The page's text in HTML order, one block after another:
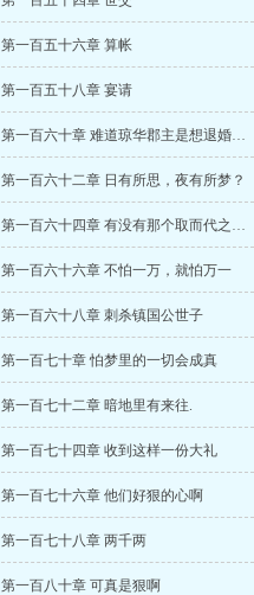
第一百五十六章 算帐
第一百五十八章 宴请
第一百六十章 难道琼华郡主是想退婚不成？
第一百六十二章 日有所思，夜有所梦？
第一百六十四章 有没有那个取而代之的心
第一百六十六章 不怕一万，就怕万一
第一百六十八章 刺杀镇国公世子
第一百七十章 怕梦里的一切会成真
第一百七十二章 暗地里有来往.
第一百七十四章 收到这样一份大礼
第一百七十六章 他们好狠的心啊
第一百七十八章 两千两
第一百八十章 可真是狠啊